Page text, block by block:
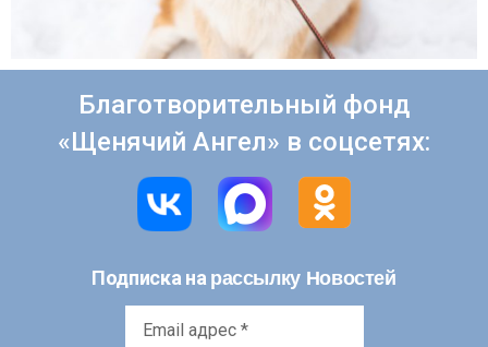
Благотворительный фонд
«Щенячий Ангел» в соцсетях:
Подписка на рассылку Новостей